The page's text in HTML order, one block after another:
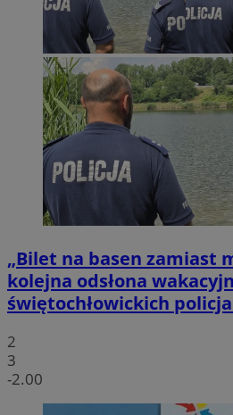
„Bilet na basen zamiast
kolejna odsłona
świętochłowickich
2
3
-2.00